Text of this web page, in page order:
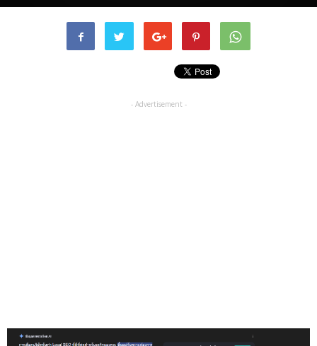
- Advertisement -